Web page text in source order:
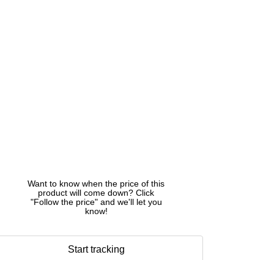
Want to know when the price of this
product will come down? Click
"Follow the price" and we'll let you
know!
Start tracking